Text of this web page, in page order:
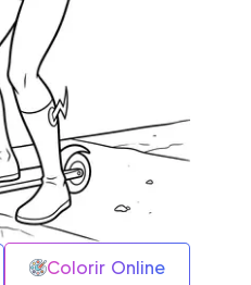
Colorir Online